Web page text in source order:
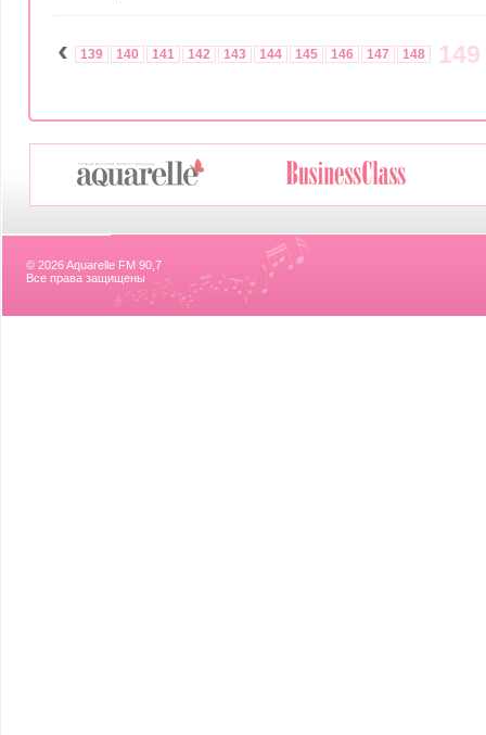
‹ 139 140 141 142 143 144 145 146 147 148 149
© 2026 Aquarelle FM 90,7
Все права защищены